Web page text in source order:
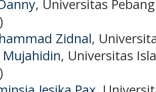
, Universitas
Zidnal,
, Universitas